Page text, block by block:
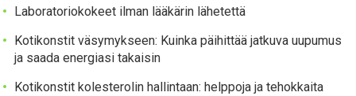
Laboratoriokokeet ilman lääkärin lähetettä
Kotikonstit väsymykseen: Kuinka päihittää jatkuva uupumus
ja saada energiasi takaisin
Kotikonstit kolesterolin hallintaan: helppoja ja tehokkaita